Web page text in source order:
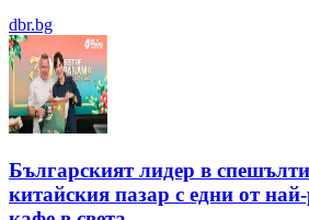
dbr.bg
Българският лидер в
китайския пазар с едни от